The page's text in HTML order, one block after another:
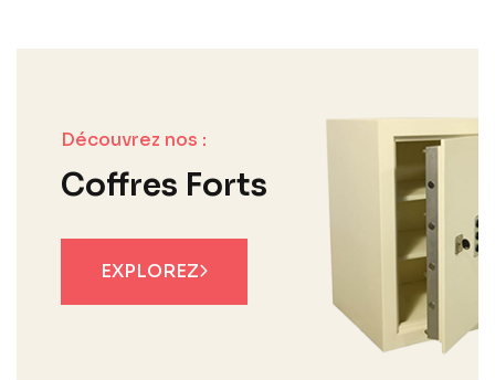
Découvrez nos :
Coffres Forts
EXPLOREZ